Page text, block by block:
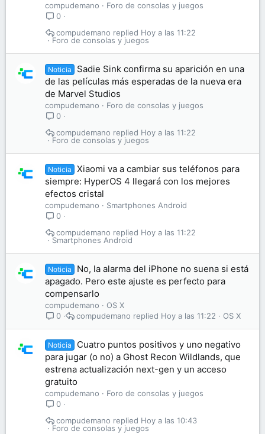
compudemano
Foro de consolas y juegos
0
Foro de consolas y juegos
Hoy a las 11:22
compudemano
Noticia
Sadie Sink confirma su aparición en una
de las películas más esperadas de la nueva era
de Marvel Studios
compudemano
Foro de consolas y juegos
0
Foro de consolas y juegos
Hoy a las 11:22
compudemano
Noticia
Xiaomi va a cambiar sus teléfonos para
siempre: HyperOS 4 llegará con los mejores
efectos cristal
compudemano
Smartphones Android
0
Smartphones Android
Hoy a las 11:22
compudemano
Noticia
No, la alarma del iPhone no suena si está
apagado. Pero este ajuste es perfecto para
compensarlo
compudemano
OS X
0
OS X
Hoy a las 11:22
compudemano
Noticia
Cuatro puntos positivos y uno negativo
para jugar (o no) a Ghost Recon Wildlands, que
estrena actualización next-gen y un acceso
gratuito
compudemano
Foro de consolas y juegos
0
Foro de consolas y juegos
Hoy a las 10:43
compudemano